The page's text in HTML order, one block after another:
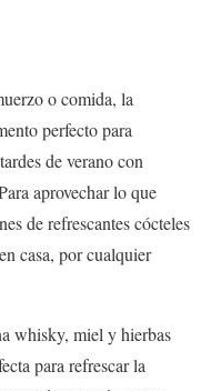
o comida, la
perfecto para
de verano con
aprovechar lo que
de refrescantes cócteles
casa, por cualquier
whisky, miel y hierbas
para refrescar la